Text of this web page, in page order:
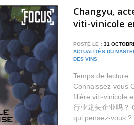
Changyu,
viti-vinicole
POSTÉ LE : 31
ACTUALITÉS DU
DES VINS
Temps de lecture :
Connaissez-vous
filière viti-vinicole
行业龙头企业吗？
qui pensez-vous ?